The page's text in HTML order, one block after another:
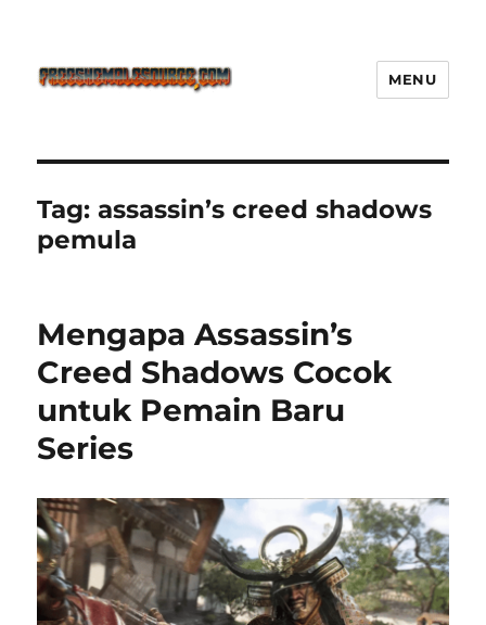
Defense Main Game Ini Pasti
Ketagihan!
MENU
Tag:assassin’s creed shadows
pemula
Mengapa Assassin’s
Creed Shadows Cocok
untuk Pemain Baru
Series